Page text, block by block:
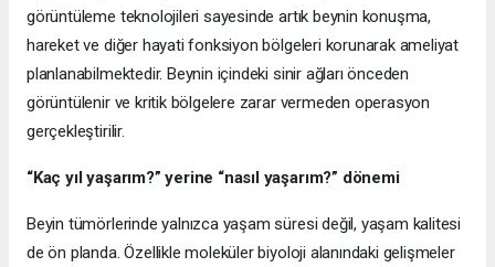
görüntüleme teknolojileri sayesinde artık beynin konuşma,
hareket ve diğer hayati fonksiyon bölgeleri korunarak ameliyat
planlanabilmektedir. Beynin içindeki sinir ağları önceden
görüntülenir ve kritik bölgelere zarar vermeden operasyon
gerçekleştirilir.
“Kaç yıl yaşarım?” yerine “nasıl yaşarım?” dönemi
Beyin tümörlerinde yalnızca yaşam süresi değil, yaşam kalitesi
de ön planda. Özellikle moleküler biyoloji alanındaki gelişmeler